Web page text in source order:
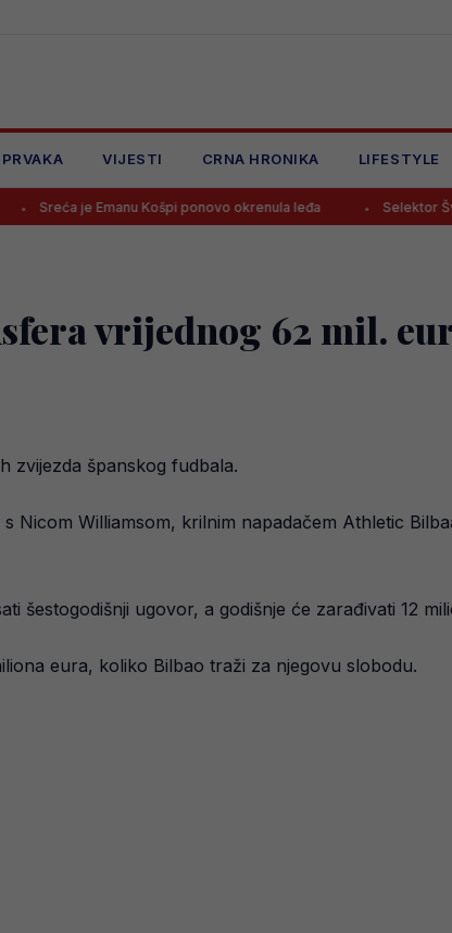
VIJESTI CRNA HRONIKA LIFESTYLE
Košpi ponovo okrenula leđa Selektor Švedske
vrijednog 62 mil.
zvijezda španskog fudbala.
Nicom Williamsom, krilnim napadačem Athletic
šestogodišnji ugovor, a godišnje će zarađivati 12
eura, koliko Bilbao traži za njegovu slobodu.